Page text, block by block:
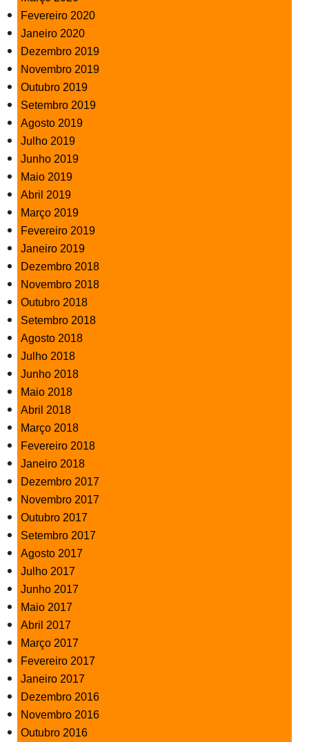
Fevereiro 2020
Janeiro 2020
Dezembro 2019
Novembro 2019
Outubro 2019
Setembro 2019
Agosto 2019
Julho 2019
Junho 2019
Maio 2019
Abril 2019
Março 2019
Fevereiro 2019
Janeiro 2019
Dezembro 2018
Novembro 2018
Outubro 2018
Setembro 2018
Agosto 2018
Julho 2018
Junho 2018
Maio 2018
Abril 2018
Março 2018
Fevereiro 2018
Janeiro 2018
Dezembro 2017
Novembro 2017
Outubro 2017
Setembro 2017
Agosto 2017
Julho 2017
Junho 2017
Maio 2017
Abril 2017
Março 2017
Fevereiro 2017
Janeiro 2017
Dezembro 2016
Novembro 2016
Outubro 2016